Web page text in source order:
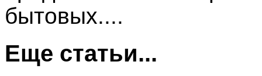
бытовых....
Еще статьи...